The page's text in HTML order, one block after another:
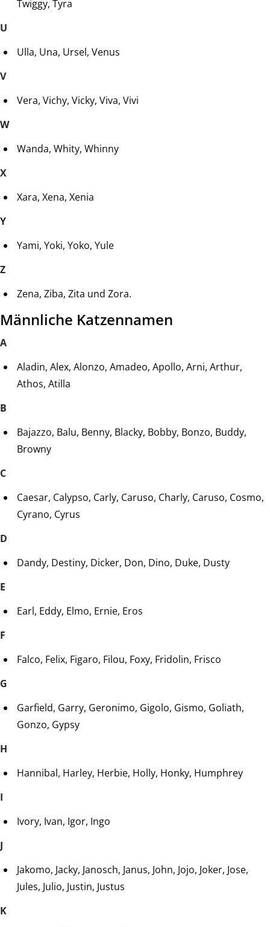
Twiggy, Tyra
U
Ulla, Una, Ursel, Venus
V
Vera, Vichy, Vicky, Viva, Vivi
W
Wanda, Whity, Whinny
X
Xara, Xena, Xenia
Y
Yami, Yoki, Yoko, Yule
Z
Zena, Ziba, Zita und Zora.
Männliche Katzennamen
A
Aladin, Alex, Alonzo, Amadeo, Apollo, Arni, Arthur,
Athos, Atilla
B
Bajazzo, Balu, Benny, Blacky, Bobby, Bonzo, Buddy,
Browny
C
Caesar, Calypso, Carly, Caruso, Charly, Caruso, Cosmo,
Cyrano, Cyrus
D
Dandy, Destiny, Dicker, Don, Dino, Duke, Dusty
E
Earl, Eddy, Elmo, Ernie, Eros
F
Falco, Felix, Figaro, Filou, Foxy, Fridolin, Frisco
G
Garfield, Garry, Geronimo, Gigolo, Gismo, Goliath,
Gonzo, Gypsy
H
Hannibal, Harley, Herbie, Holly, Honky, Humphrey
I
Ivory, Ivan, Igor, Ingo
J
Jakomo, Jacky, Janosch, Janus, John, Jojo, Joker, Jose,
Jules, Julio, Justin, Justus
K